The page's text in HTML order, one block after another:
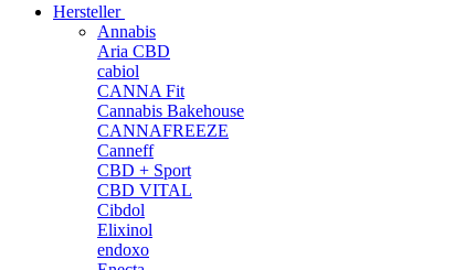
Hersteller
Annabis
Aria CBD
cabiol
CANNA Fit
Cannabis Bakehouse
CANNAFREEZE
Canneff
CBD + Sport
CBD VITAL
Cibdol
Elixinol
endoxo